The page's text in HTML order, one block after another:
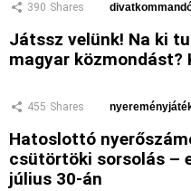
390 Shares
Játssz velünk! Na ki
magyar közmondást?
455 Shares
Hatoslottó
csütörtöki sorsolás –
július 30-án